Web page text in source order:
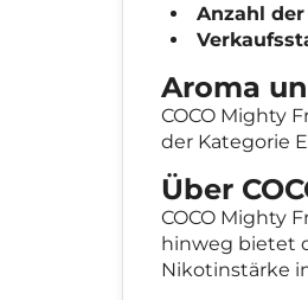
Anzahl
Aroma
COCO Mighty
der Kategorie
Über
COCO Mighty
hinweg bietet
Nikotinstärke